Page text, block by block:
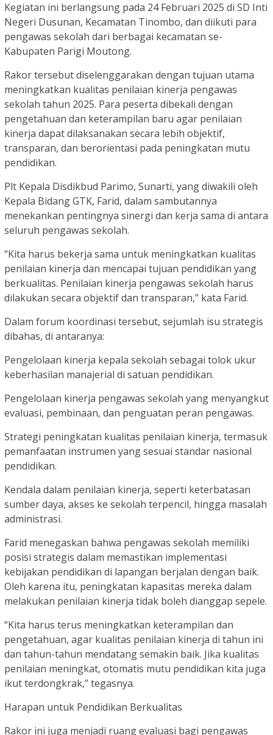
Kegiatan ini berlangsung pada 24 Februari 2025 di SD Inti
Negeri Dusunan, Kecamatan Tinombo, dan diikuti para
pengawas sekolah dari berbagai kecamatan se-
Kabupaten Parigi Moutong.
Rakor tersebut diselenggarakan dengan tujuan utama
meningkatkan kualitas penilaian kinerja pengawas
sekolah tahun 2025. Para peserta dibekali dengan
pengetahuan dan keterampilan baru agar penilaian
kinerja dapat dilaksanakan secara lebih objektif,
transparan, dan berorientasi pada peningkatan mutu
pendidikan.
Plt Kepala Disdikbud Parimo, Sunarti, yang diwakili oleh
Kepala Bidang GTK, Farid, dalam sambutannya
menekankan pentingnya sinergi dan kerja sama di antara
seluruh pengawas sekolah.
“Kita harus bekerja sama untuk meningkatkan kualitas
penilaian kinerja dan mencapai tujuan pendidikan yang
berkualitas. Penilaian kinerja pengawas sekolah harus
dilakukan secara objektif dan transparan,” kata Farid.
Dalam forum koordinasi tersebut, sejumlah isu strategis
dibahas, di antaranya:
Pengelolaan kinerja kepala sekolah sebagai tolok ukur
keberhasilan manajerial di satuan pendidikan.
Pengelolaan kinerja pengawas sekolah yang menyangkut
evaluasi, pembinaan, dan penguatan peran pengawas.
Strategi peningkatan kualitas penilaian kinerja, termasuk
pemanfaatan instrumen yang sesuai standar nasional
pendidikan.
Kendala dalam penilaian kinerja, seperti keterbatasan
sumber daya, akses ke sekolah terpencil, hingga masalah
administrasi.
Farid menegaskan bahwa pengawas sekolah memiliki
posisi strategis dalam memastikan implementasi
kebijakan pendidikan di lapangan berjalan dengan baik.
Oleh karena itu, peningkatan kapasitas mereka dalam
melakukan penilaian kinerja tidak boleh dianggap sepele.
“Kita harus terus meningkatkan keterampilan dan
pengetahuan, agar kualitas penilaian kinerja di tahun ini
dan tahun-tahun mendatang semakin baik. Jika kualitas
penilaian meningkat, otomatis mutu pendidikan kita juga
ikut terdongkrak,” tegasnya.
Harapan untuk Pendidikan Berkualitas
Rakor ini juga menjadi ruang evaluasi bagi pengawas